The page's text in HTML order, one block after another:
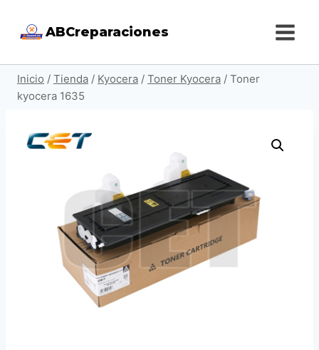
ABCreparaciones
Inicio / Tienda / Kyocera / Toner Kyocera / Toner
kyocera 1635